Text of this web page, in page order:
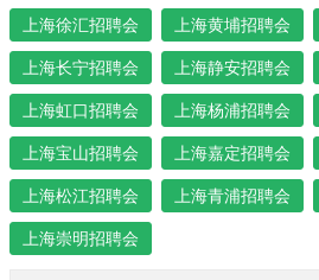
上海徐汇招聘会 上海黄埔招聘会
上海长宁招聘会 上海静安招聘会
上海虹口招聘会 上海杨浦招聘会
上海宝山招聘会 上海嘉定招聘会
上海松江招聘会 上海青浦招聘会
上海崇明招聘会